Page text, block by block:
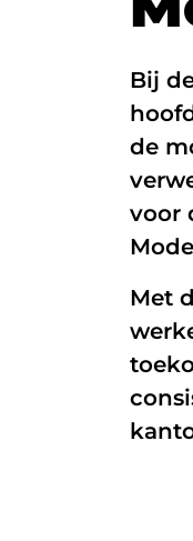
Bij
de
voor
Met